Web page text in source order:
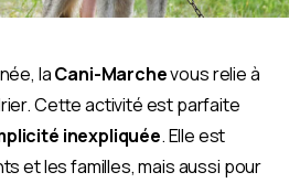
laCani-Marchevous relie à
Cette activité est parfaite
inexpliquée. Elle est
et les familles, mais aussi pour